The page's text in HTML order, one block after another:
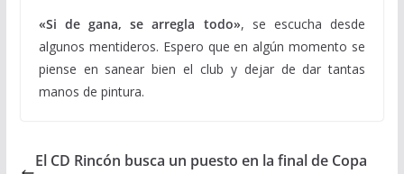
«Si de gana, se arregla todo», se escucha desde
algunos mentideros. Espero que en algún momento se
piense en sanear bien el club y dejar de dar tantas
manos de pintura.
El CD Rincón busca un puesto en la final de Copa